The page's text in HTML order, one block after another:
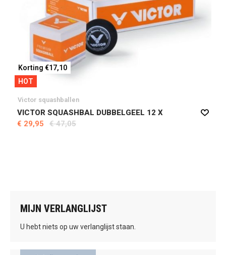
Korting €17,10
HOT
Victor squashballen
VICTOR SQUASHBAL DUBBELGEEL 12 X
€ 29,95
€ 47,05
MIJN VERLANGLIJST
U hebt niets op uw verlanglijst staan.